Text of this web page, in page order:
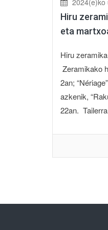
2024(e)ko
Hiru
eta
Hiru
Zeramikako
2an;
azkenik,
22an.